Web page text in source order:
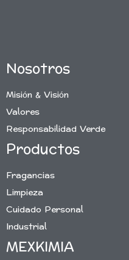
Nosotros
Misión & Visión
Valores
Responsabilidad Verde
Productos
Fragancias
Limpieza
Cuidado Personal
Industrial
MEXKIMIA